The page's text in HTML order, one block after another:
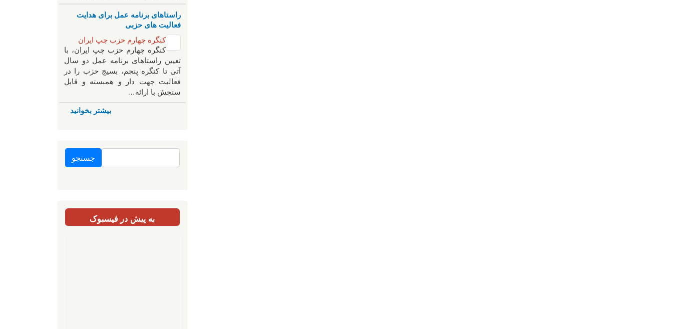
راستاهای برنامه عمل برای هدایت
فعالیت های حزبی
کنگره چهارم حزب چپ ایران
کنگره چهارم حزب چپ ایران، با
تعیین راستاهای برنامه عمل دو سال
آتی تا کنگره پنجم، بسیج حزب را در
فعالیت جهت دار و همبسته و قابل
سنجش با ارائه…
بیشتر بخوانید
جستجو
به پیش در فیسبوک